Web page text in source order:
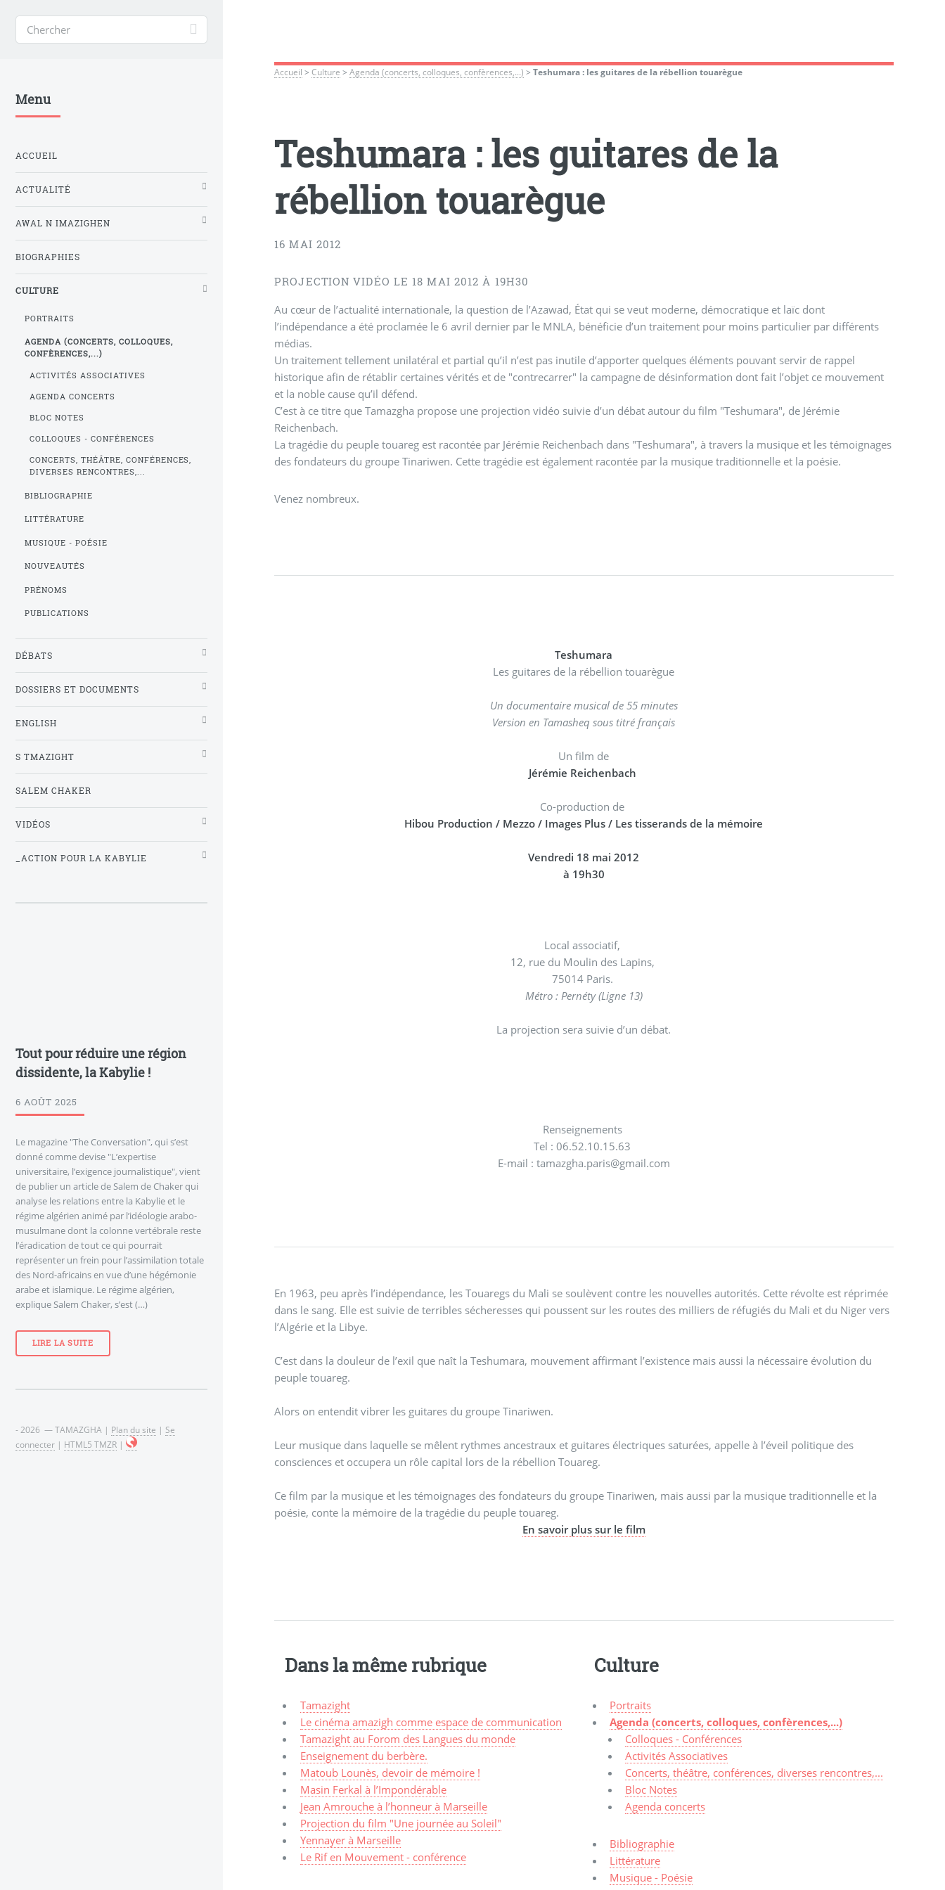
Accueil >Culture >Agenda (concerts, colloques, confèrences,...) >Teshumara : les guitares de la rébellion touarègue
Teshumara : les guitares de la
rébellion touarègue
16 MAI 2012
PROJECTION VIDÉO LE 18 MAI 2012 À 19H30
Au cœur de l’actualité internationale, la question de l’Azawad, État qui se veut moderne, démocratique et laïc dont
l’indépendance a été proclamée le 6 avril dernier par le MNLA, bénéficie d’un traitement pour moins particulier par différents
médias.
Un traitement tellement unilatéral et partial qu’il n’est pas inutile d’apporter quelques éléments pouvant servir de rappel
historique afin de rétablir certaines vérités et de "contrecarrer" la campagne de désinformation dont fait l’objet ce mouvement
et la noble cause qu’il défend.
C’est à ce titre que Tamazgha propose une projection vidéo suivie d’un débat autour du film "Teshumara", de Jérémie
Reichenbach.
La tragédie du peuple touareg est racontée par Jérémie Reichenbach dans "Teshumara", à travers la musique et les témoignages
des fondateurs du groupe Tinariwen. Cette tragédie est également racontée par la musique traditionnelle et la poésie.
Venez nombreux.
Teshumara
Les guitares de la rébellion touarègue
Un documentaire musical de 55 minutes
Version en Tamasheq sous titré français
Un film de
Jérémie Reichenbach
Co-production de
Hibou Production / Mezzo / Images Plus / Les tisserands de la mémoire
Vendredi 18 mai 2012
à 19h30
Local associatif,
12, rue du Moulin des Lapins,
75014 Paris.
Métro : Pernéty (Ligne 13)
La projection sera suivie d’un débat.
Renseignements
Tel : 06.52.10.15.63
E-mail : tamazgha.paris@gmail.com
En 1963, peu après l’indépendance, les Touaregs du Mali se soulèvent contre les nouvelles autorités. Cette révolte est réprimée
dans le sang. Elle est suivie de terribles sécheresses qui poussent sur les routes des milliers de réfugiés du Mali et du Niger vers
l’Algérie et la Libye.
C’est dans la douleur de l’exil que naît la Teshumara, mouvement affirmant l’existence mais aussi la nécessaire évolution du
peuple touareg.
Alors on entendit vibrer les guitares du groupe Tinariwen.
Leur musique dans laquelle se mêlent rythmes ancestraux et guitares électriques saturées, appelle à l’éveil politique des
consciences et occupera un rôle capital lors de la rébellion Touareg.
Ce film par la musique et les témoignages des fondateurs du groupe Tinariwen, mais aussi par la musique traditionnelle et la
poésie, conte la mémoire de la tragédie du peuple touareg.
En savoir plus sur le film
Dans la même rubrique
Tamazight
Le cinéma amazigh comme espace de communication
Tamazight au Forom des Langues du monde
Enseignement du berbère.
Matoub Lounès, devoir de mémoire !
Masin Ferkal à l’Impondérable
Jean Amrouche à l’honneur à Marseille
Projection du film "Une journée au Soleil"
Yennayer à Marseille
Le Rif en Mouvement - conférence
Culture
Portraits
Agenda (concerts, colloques, confèrences,...)
Colloques - Conférences
Activités Associatives
Concerts, théâtre, conférences, diverses rencontres,...
Bloc Notes
Agenda concerts
Bibliographie
Littérature
Musique - Poésie
Menu
ACCUEIL
ACTUALITÉ
AWAL N IMAZIGHEN
BIOGRAPHIES
CULTURE
PORTRAITS
AGENDA (CONCERTS, COLLOQUES,
CONFÈRENCES,...)
ACTIVITÉS ASSOCIATIVES
AGENDA CONCERTS
BLOC NOTES
COLLOQUES - CONFÉRENCES
CONCERTS, THÉÂTRE, CONFÉRENCES,
DIVERSES RENCONTRES,...
BIBLIOGRAPHIE
LITTÉRATURE
MUSIQUE - POÉSIE
NOUVEAUTÉS
PRÉNOMS
PUBLICATIONS
DÉBATS
DOSSIERS ET DOCUMENTS
ENGLISH
S TMAZIGHT
SALEM CHAKER
VIDÉOS
_ACTION POUR LA KABYLIE
Tout pour réduire une région
dissidente, la Kabylie !
6 AOÛT 2025
Le magazine "The Conversation", qui s’est
donné comme devise "L’expertise
universitaire, l’exigence journalistique", vient
de publier un article de Salem de Chaker qui
analyse les relations entre la Kabylie et le
régime algérien animé par l’idéologie arabo-
musulmane dont la colonne vertébrale reste
l’éradication de tout ce qui pourrait
représenter un frein pour l’assimilation totale
des Nord-africains en vue d’une hégémonie
arabe et islamique. Le régime algérien,
explique Salem Chaker, s’est (…)
LIRE LA SUITE
- 2026 — TAMAZGHA | Plan du site | Se
connecter | HTML5 TMZR |